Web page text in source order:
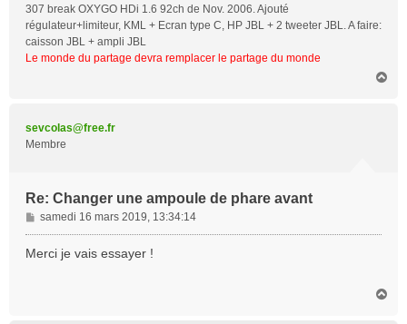
307 break OXYGO HDi 1.6 92ch de Nov. 2006. Ajouté
régulateur+limiteur, KML + Ecran type C, HP JBL + 2 tweeter JBL. A faire:
caisson JBL + ampli JBL
Le monde du partage devra remplacer le partage du monde
sevcolas@free.fr
Membre
Re: Changer une ampoule de phare avant
M
e
s
samedi 16 mars 2019, 13:34:14
Merci je vais essayer !